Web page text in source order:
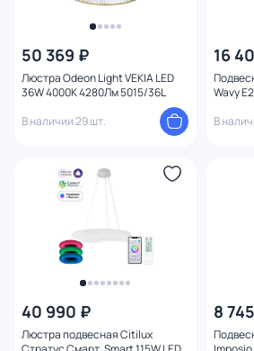
50 369 ₽
Люстра Odeon Light VEKIA LED
36W 4000K 4280Лм 5015/36L
В наличии 29 шт.
16
Wavy
В
40 990 ₽
Люстра подвесная Citilux
8
Форма плафона
Количество плафонов
Оформление
Комплектация
Поверхность
Способ крепления
Степень пыле-влагозащиты